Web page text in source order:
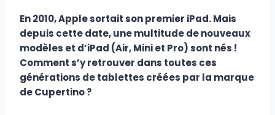
En 2010, Apple sortait son premier iPad. Mais
depuis cette date, une multitude de nouveaux
modèles et d’iPad (Air, Mini et Pro) sont nés !
Comment s’y retrouver dans toutes ces
générations de tablettes créées par la marque
de Cupertino ?